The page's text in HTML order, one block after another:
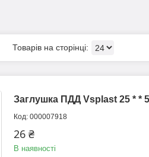
Заглушка ПДД Vsplast 25 * *
000007918
26 ₴
В наявності